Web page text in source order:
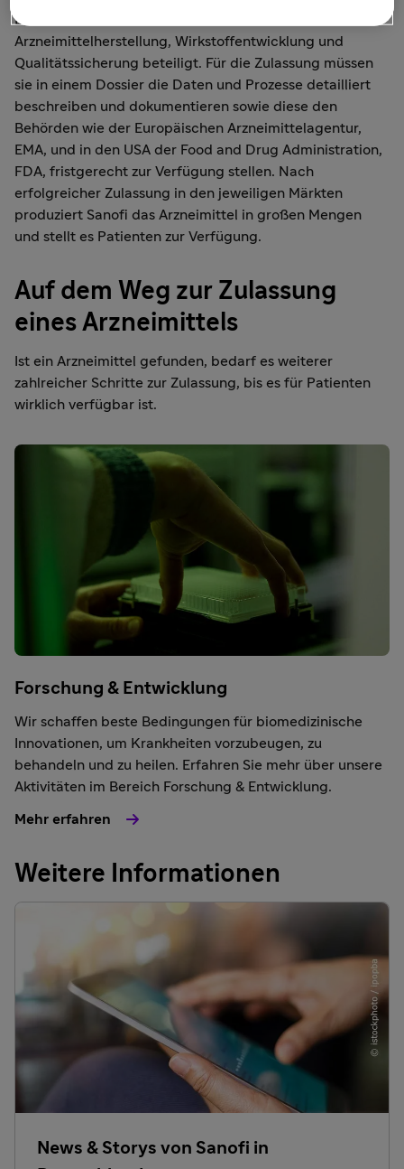
Dabei sind alle Funktionsbereiche der Wirkstoff- und
Arzneimittelherstellung, Wirkstoffentwicklung und
Qualitätssicherung beteiligt. Für die Zulassung müssen
sie in einem Dossier die Daten und Prozesse detailliert
beschreiben und dokumentieren sowie diese den
Behörden wie der Europäischen Arzneimittelagentur,
EMA, und in den USA der Food and Drug Administration,
FDA, fristgerecht zur Verfügung stellen. Nach
erfolgreicher Zulassung in den jeweiligen Märkten
produziert Sanofi das Arzneimittel in großen Mengen
und stellt es Patienten zur Verfügung.
Auf dem Weg zur Zulassung
eines Arzneimittels
Ist ein Arzneimittel gefunden, bedarf es weiterer
zahlreicher Schritte zur Zulassung, bis es für Patienten
wirklich verfügbar ist.
Forschung & Entwicklung
Wir schaffen beste Bedingungen für biomedizinische
Innovationen, um Krankheiten vorzubeugen, zu
behandeln und zu heilen. Erfahren Sie mehr über unsere
Aktivitäten im Bereich Forschung & Entwicklung.
Mehr erfahren
Weitere Informationen
News & Storys von Sanofi in